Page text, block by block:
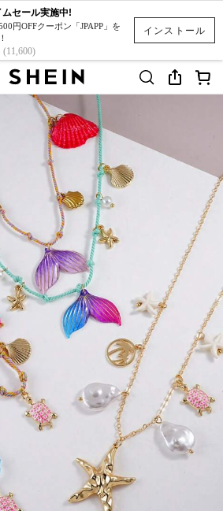
インストール
セール実施中!
円OFFクーポン「JPAPP」を
(11,600)